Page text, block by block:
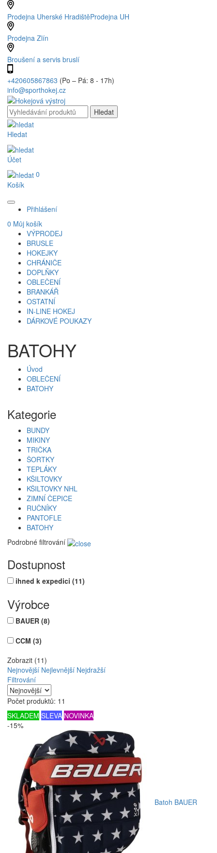
Prodejna Uherské HradištěProdejna UH
Prodejna Zlín
Broušení a servis bruslí
+420605867863 (Po – Pá: 8 - 17h)
info@sporthokej.cz
Hledat
Účet
0
Košík
Přihlášení
0 Můj košík
VÝPRODEJ
BRUSLE
HOKEJKY
CHRÁNIČE
DOPLŇKY
OBLEČENÍ
BRANKÁŘ
OSTATNÍ
IN-LINE HOKEJ
DÁRKOVÉ POUKAZY
BATOHY
Úvod
OBLEČENÍ
BATOHY
Kategorie
BUNDY
MIKINY
TRIČKA
ŠORTKY
TEPLÁKY
KŠILTOVKY
KŠILTOVKY NHL
ZIMNÍ ČEPICE
RUČNÍKY
PANTOFLE
BATOHY
Podrobné filtrování
Dostupnost
ihned k expedici (11)
Výrobce
BAUER (8)
CCM (3)
Zobrazit (11)
Nejnovější Nejlevnější Nejdražší
Filtrování
Počet produktů: 11
SKLADEM SLEVA NOVINKA
-15%
Batoh BAUER